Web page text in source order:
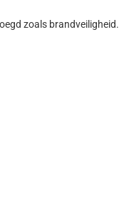
zoals brandveiligheid.